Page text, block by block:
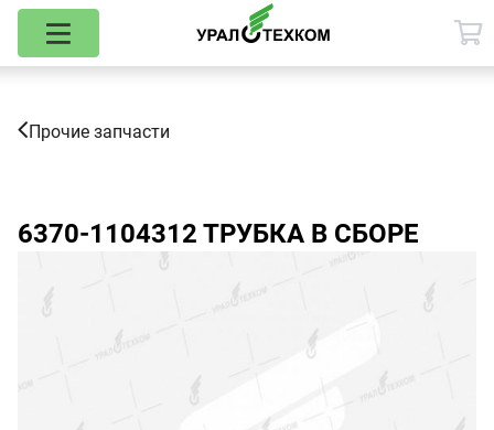
Прочие запчасти
6370-1104312 ТРУБКА В СБОРЕ